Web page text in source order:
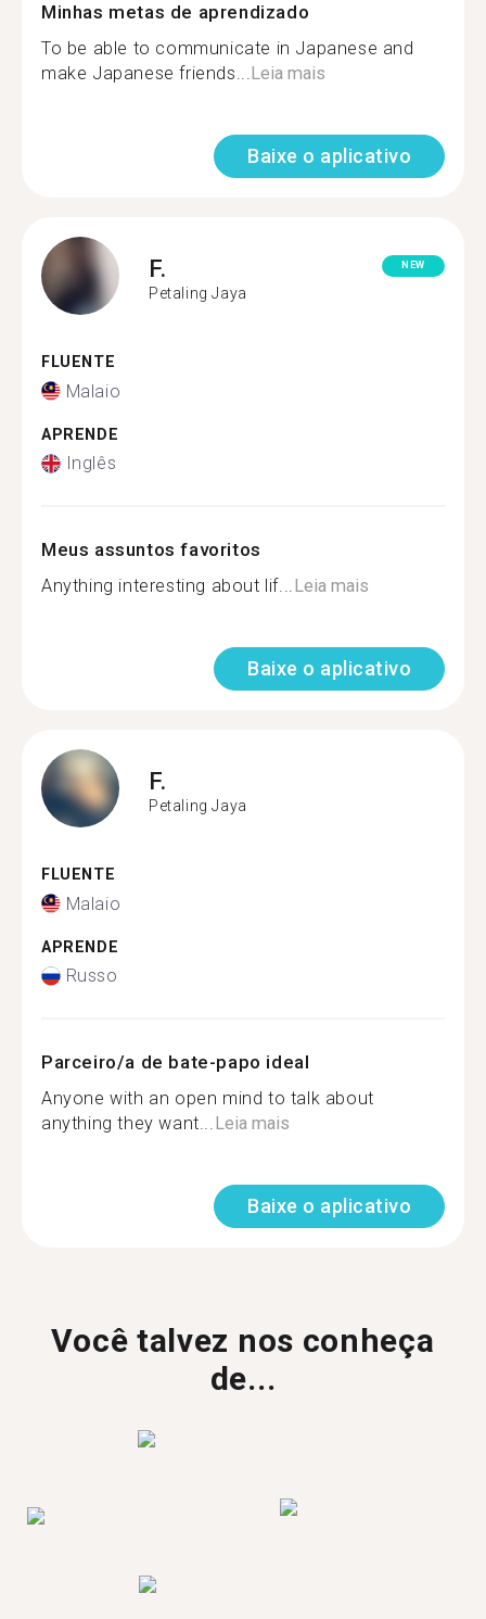
Minhas metas de aprendizado
To be able to communicate in Japanese and
make Japanese friends...Leia mais
Baixe o aplicativo
F.
Petaling Jaya
NEW
FLUENTE
Malaio
APRENDE
Inglês
Meus assuntos favoritos
Anything interesting about lif...Leia mais
Baixe o aplicativo
F.
Petaling Jaya
FLUENTE
Malaio
APRENDE
Russo
Parceiro/a de bate-papo ideal
Anyone with an open mind to talk about
anything they want...Leia mais
Baixe o aplicativo
Você talvez nos conheça
de...